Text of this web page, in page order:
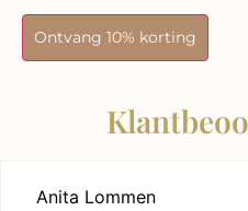
Ontvang 10% korting